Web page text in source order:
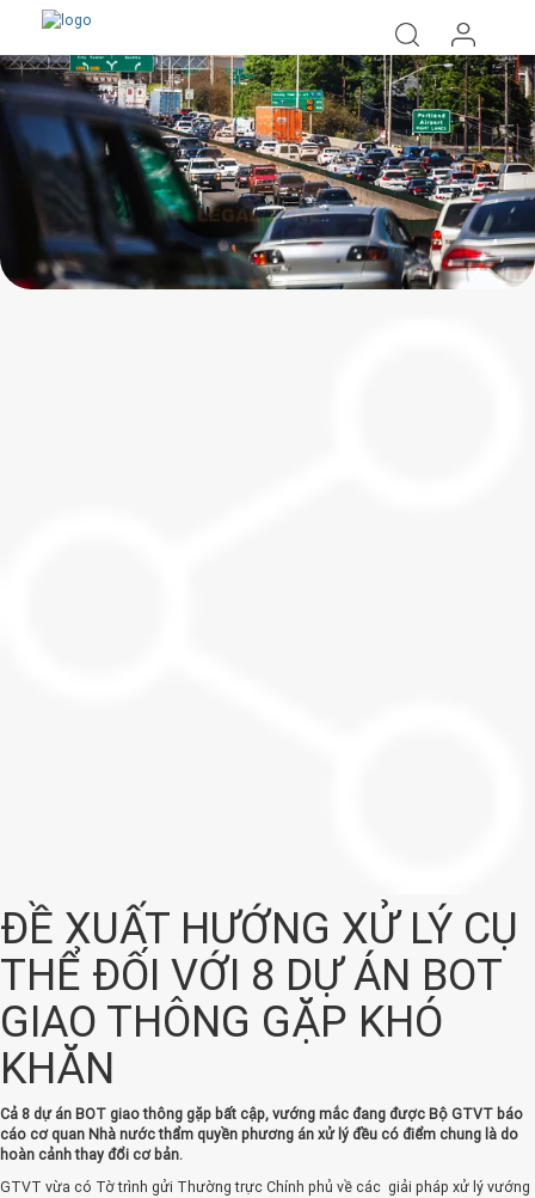
ĐỀ XUẤT HƯỚNG XỬ LÝ CỤ
THỂ ĐỐI VỚI 8 DỰ ÁN BOT
GIAO THÔNG GẶP KHÓ
KHĂN
Cả 8 dự án BOT giao thông gặp bất cập, vướng mắc đang được Bộ GTVT báo
cáo cơ quan Nhà nước thẩm quyền phương án xử lý đều có điểm chung là do
hoàn cảnh thay đổi cơ bản.
GTVT vừa có Tờ trình gửi Thường trực Chính phủ về các giải pháp xử lý vướng